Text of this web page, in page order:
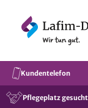
Kundentelefon
Pflegeplatz